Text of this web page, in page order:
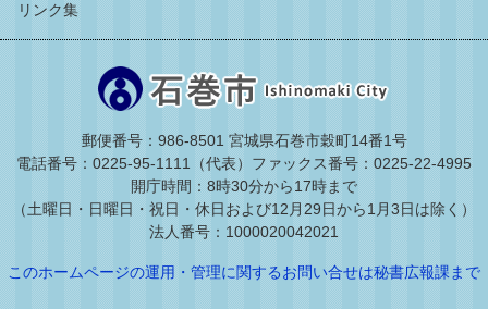
リンク集
郵便番号：986-8501 宮城県石巻市穀町14番1号
電話番号：0225-95-1111（代表） ファックス番号：0225-22-4995
開庁時間：8時30分から17時まで
（土曜日・日曜日・祝日・休日および12月29日から1月3日は除く）
法人番号：1000020042021
このホームページの運用・管理に関するお問い合せは秘書広報課まで